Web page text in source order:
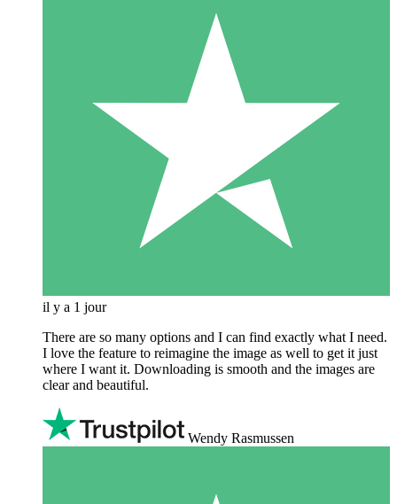
il y a 1 jour
There are so many options and I can find exactly what I need.
I love the feature to reimagine the image as well to get it just
where I want it. Downloading is smooth and the images are
clear and beautiful.
Wendy Rasmussen